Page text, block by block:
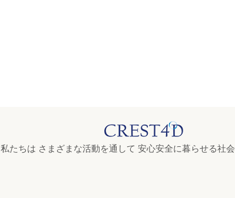
私たちは さまざまな活動を通して 安心安全に暮らせる社